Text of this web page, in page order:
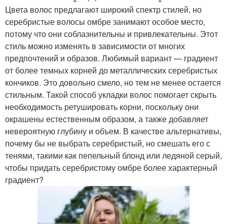
Цвета волос предлагают широкий спектр стилей, но
серебристые волосы омбре занимают особое место,
потому что они соблазнительны и привлекательны. Этот
стиль можно изменять в зависимости от многих
предпочтений и образов. Любимый вариант — градиент
от более темных корней до металлических серебристых
кончиков. Это довольно смело, но тем не менее остается
стильным. Такой способ укладки волос помогает скрыть
необходимость ретушировать корни, поскольку они
окрашены естественным образом, а также добавляет
невероятную глубину и объем. В качестве альтернативы,
почему бы не выбрать серебристый, но смешать его с
тенями, такими как пепельный блонд или ледяной серый,
чтобы придать серебристому омбре более характерный
градиент?